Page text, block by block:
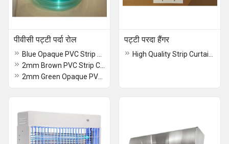
पीवीसी पट्टी पर्दा रोल पट्टी परदा हैंगर